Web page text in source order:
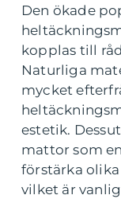
Den ökade
kopplas till
Naturliga
mycket
estetik.
mattor som
förstärka
vilket är